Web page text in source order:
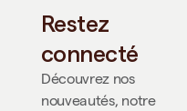
Restez
connecté
Découvrez nos
nouveautés, notre